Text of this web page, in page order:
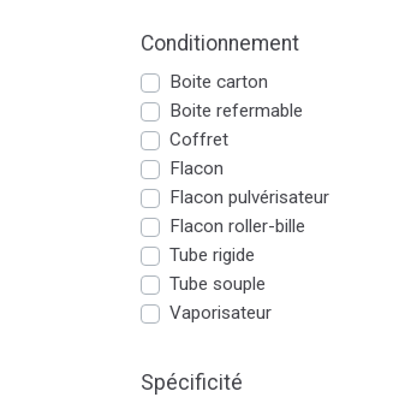
Conditionnement
Boite carton
Boite refermable
Coffret
Flacon
Flacon pulvérisateur
Flacon roller-bille
Tube rigide
Tube souple
Vaporisateur
Spécificité